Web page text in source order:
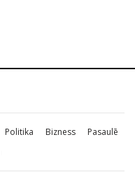
Politika Bizness
Pasaulē